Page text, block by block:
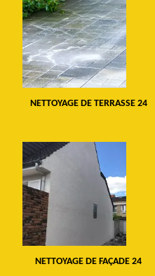
NETTOYAGE DE TERRASSE 24
NETTOYAGE DE FAÇADE 24